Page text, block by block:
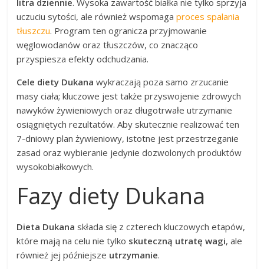
uczuciu sytości, ale również wspomagaproces spalania
tłuszczu. Program ten ogranicza przyjmowanie
węglowodanów oraz tłuszczów, co znacząco
przyspiesza efekty odchudzania.
Cele diety Dukana wykraczają poza samo zrzucanie
masy ciała; kluczowe jest także przyswojenie zdrowych
nawyków żywieniowych oraz długotrwałe utrzymanie
osiągniętych rezultatów. Aby skutecznie realizować ten
7-dniowy plan żywieniowy, istotne jest przestrzeganie
zasad oraz wybieranie jedynie dozwolonych produktów
wysokobiałkowych.
Fazy diety Dukana
Dieta Dukana składa się z czterech kluczowych etapów,
które mają na celu nie tylko skuteczną utratę wagi, ale
również jej późniejsze utrzymanie.